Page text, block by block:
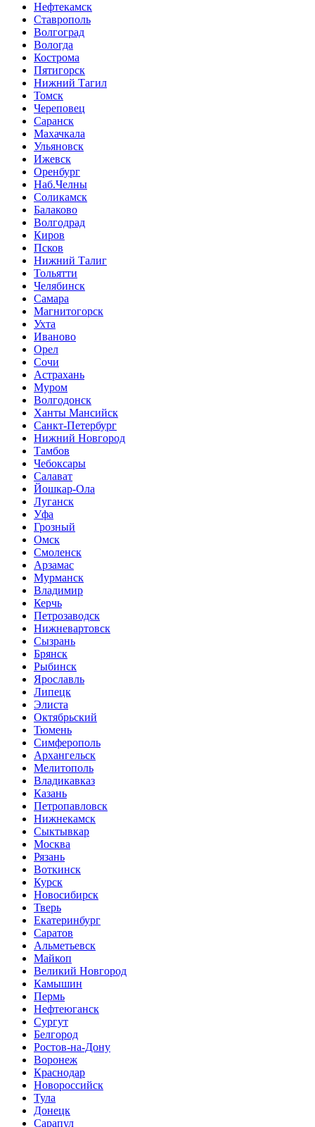
Нефтекамск
Ставрополь
Волгоград
Вологда
Кострома
Пятигорск
Нижний Тагил
Томск
Череповец
Саранск
Махачкала
Ульяновск
Ижевск
Оренбург
Наб.Челны
Соликамск
Балаково
Волгодрад
Киров
Псков
Нижний Талиг
Тольятти
Челябинск
Самара
Магнитогорск
Ухта
Иваново
Орел
Сочи
Астрахань
Муром
Волгодонск
Ханты Мансийск
Санкт-Петербург
Нижний Новгород
Тамбов
Чебоксары
Салават
Йошкар-Ола
Луганск
Уфа
Грозный
Омск
Смоленск
Арзамас
Мурманск
Владимир
Керчь
Петрозаводск
Нижневартовск
Сызрань
Брянск
Рыбинск
Ярославль
Липецк
Элиста
Октябрьский
Тюмень
Симферополь
Архангельск
Мелитополь
Владикавказ
Казань
Петропавловск
Нижнекамск
Сыктывкар
Москва
Рязань
Воткинск
Курск
Новосибирск
Тверь
Екатеринбург
Саратов
Альметьевск
Майкоп
Великий Новгород
Камышин
Пермь
Нефтеюганск
Сургут
Белгород
Ростов-на-Дону
Воронеж
Краснодар
Новороссийск
Тула
Донецк
Сарапул